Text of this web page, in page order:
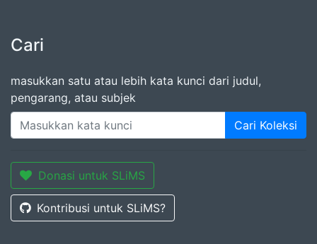
Cari
masukkan satu atau lebih kata kunci dari judul,
pengarang, atau subjek
Cari Koleksi
Donasi untuk SLiMS
Kontribusi untuk SLiMS?